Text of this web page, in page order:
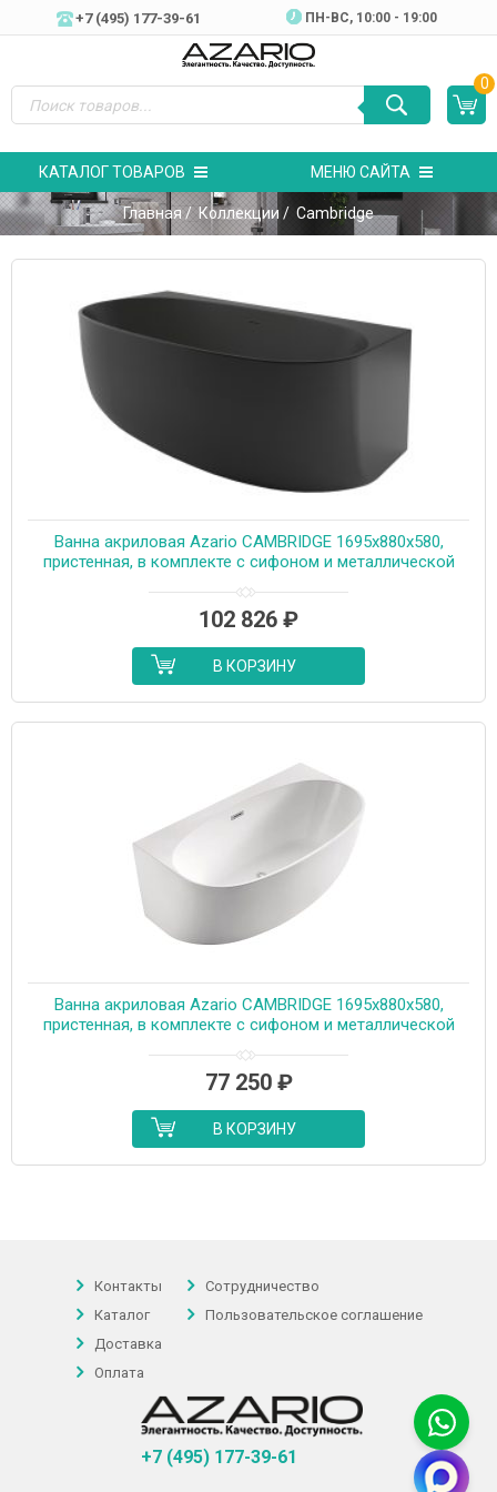
+7 (495) 177-39-61 ПН-ВC, 10:00 - 19:00
0
КАТАЛОГ ТОВАРОВ МЕНЮ САЙТА
Главная / Коллекции / Cambridge
Ванна акриловая Azario CAMBRIDGE 1695х880х580,
пристенная, в комплекте с сифоном и металлической
102 826 ₽
В КОРЗИНУ
Ванна акриловая Azario CAMBRIDGE 1695х880х580,
пристенная, в комплекте с сифоном и металлической
77 250 ₽
В КОРЗИНУ
Контакты
Каталог
Доставка
Оплата
Сотрудничество
Пользовательское соглашение
+7 (495) 177-39-61